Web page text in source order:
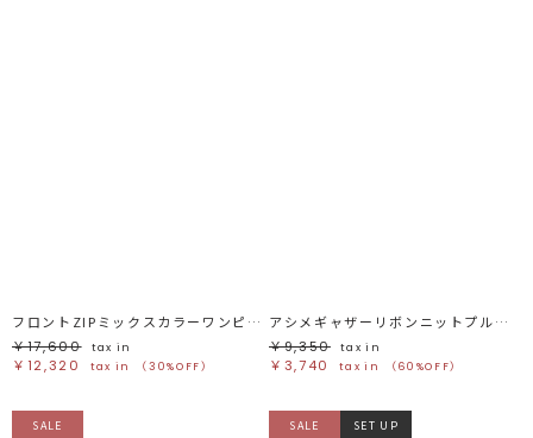
ピンク ピンク
ミックス ミックス
フロントZIPミックスカラーワンピース
￥17,600
tax in
￥12,320 tax in （30%OFF）
アシメギャザーリボンニットプルオーバー
￥9,350
tax in
￥3,740 tax in （60%OFF）
SALE SALE SET UP